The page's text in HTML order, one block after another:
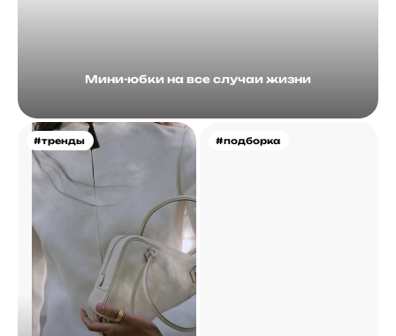
Мини-юбки на все случаи жизни
#тренды #подборка